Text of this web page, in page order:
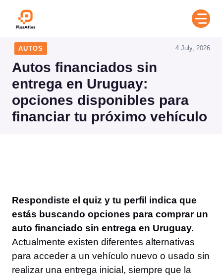
AUTOS
Autos financiados sin
entrega en Uruguay:
opciones disponibles para
financiar tu próximo vehículo
4 July, 2026
Respondiste el quiz y tu perfil indica que
estás buscando opciones para comprar un
auto financiado sin entrega en Uruguay.
Actualmente existen diferentes alternativas
para acceder a un vehículo nuevo o usado sin
realizar una entrega inicial, siempre que la